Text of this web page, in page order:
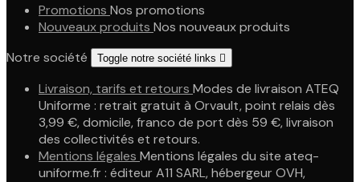
Promotions Nos promotions
Nouveaux produits Nos nouveaux produits
Notre société
Toggle notre société links 
Livraison, tarifs et retours Modes de livraison ATEQ
Uniforme : retrait gratuit à Orvault, point relais dès
3,99 €, domicile, franco de port dès 59 €, livraison
des collectivités et retours.
Mentions légales Mentions légales du site ateq-
uniforme.fr : éditeur A11 SARL, hébergeur OVH,